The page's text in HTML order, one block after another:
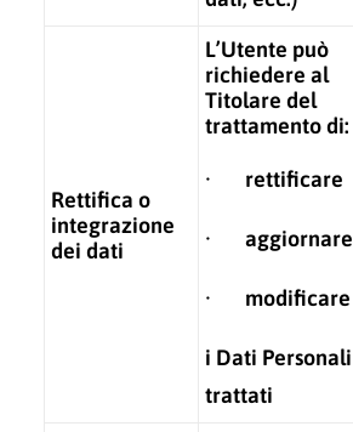
Rettifica o
integrazione
dei dati
L’Utente può
richiedere al
Titolare del
trattamento di:
· rettificare
· aggiornare
· modificare
i Dati Personali
trattati